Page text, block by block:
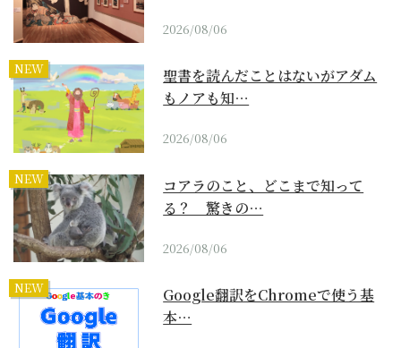
2026/08/06
NEW
聖書を読んだことはないがアダム
もノアも知…
2026/08/06
NEW
コアラのこと、どこまで知って
る？ 驚きの…
2026/08/06
NEW
Google翻訳をChromeで使う基
本…